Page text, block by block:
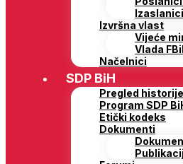
Izvršna vlast
Vijeće
Vlada
Načelnici
SDP BiH
Pregled historije
Program SDP
Etički kodeks
Dokumenti